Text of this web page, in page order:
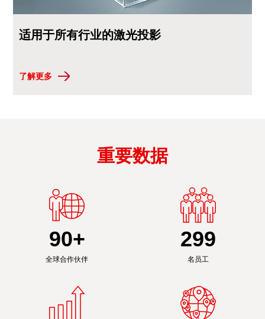
适用于所有行业的激光投影
了解更多
重要数据
90+
全球合作伙伴
300
名员工